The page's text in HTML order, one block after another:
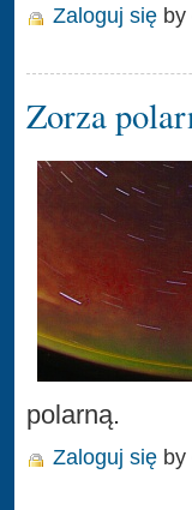
Zaloguj się by
Zorza
polarną.
Zaloguj się by